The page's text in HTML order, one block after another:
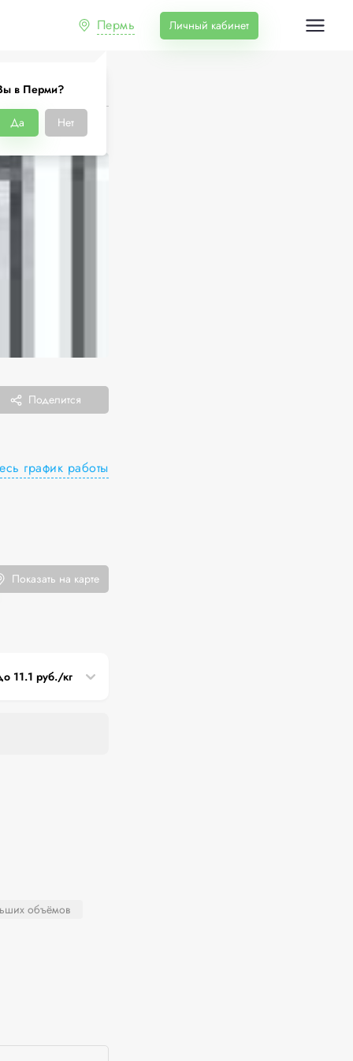
Пермь
в Перми?
Да Нет
Личный кабинет
Поделится
график работы
Показать на карте
11.1 руб./кг
объёмов